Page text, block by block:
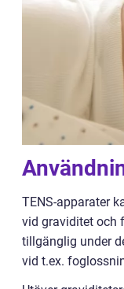
TENS-apparater
vid graviditet och
tillgänglig under
vid t.ex.